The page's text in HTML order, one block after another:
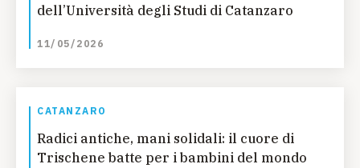
dell’Università degli Studi di Catanzaro
11/05/2026
CATANZARO
Radici antiche, mani solidali: il cuore di
Trischene batte per i bambini del mondo